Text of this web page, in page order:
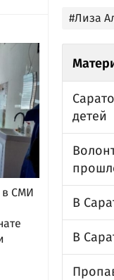
в СМИ
#Лиза
детей
В
В